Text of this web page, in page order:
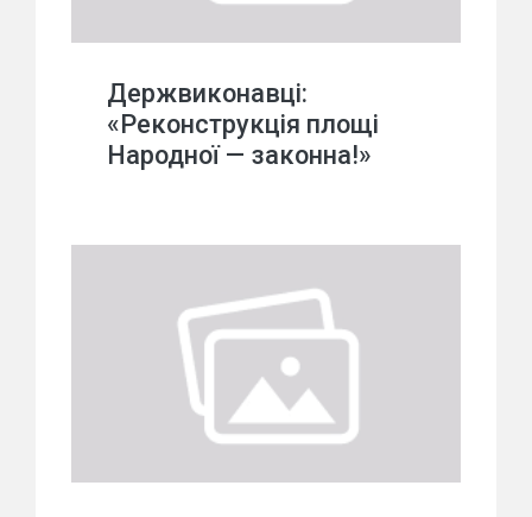
Держвиконавці:
«Реконструкція площі
Народної — законна!»